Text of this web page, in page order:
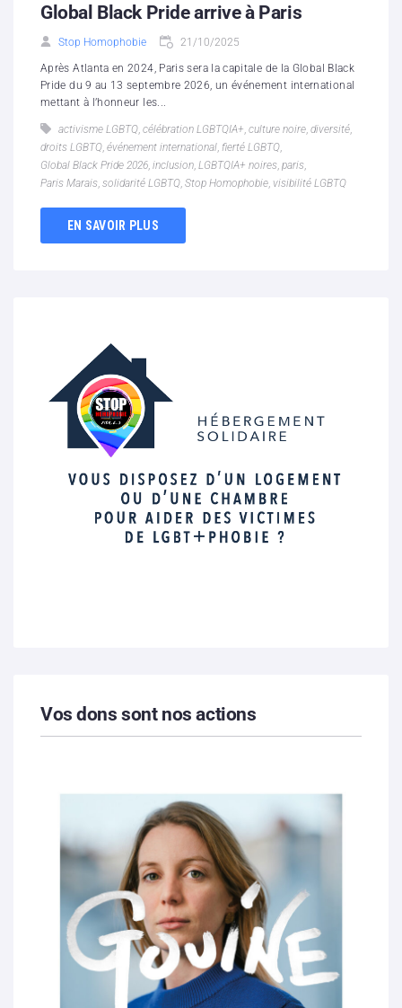
Global Black Pride arrive à Paris
Stop Homophobie 21/10/2025
Après Atlanta en 2024, Paris sera la capitale de la Global Black
Pride du 9 au 13 septembre 2026, un événement international
mettant à l’honneur les...
activisme LGBTQ, célébration LGBTQIA+, culture noire, diversité,
droits LGBTQ, événement international, fierté LGBTQ,
Global Black Pride 2026, inclusion, LGBTQIA+ noires, paris,
Paris Marais, solidarité LGBTQ, Stop Homophobie, visibilité LGBTQ
EN SAVOIR PLUS
Vos dons sont nos actions